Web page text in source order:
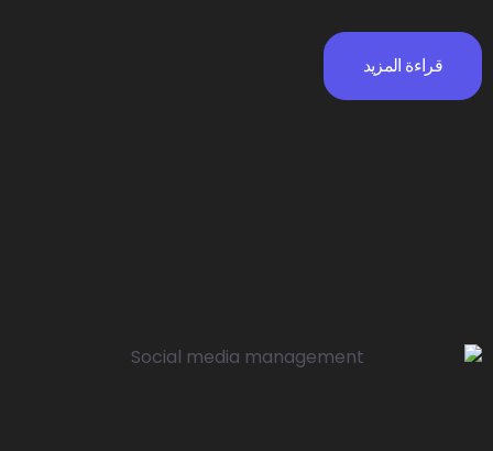
قراءة المزيد